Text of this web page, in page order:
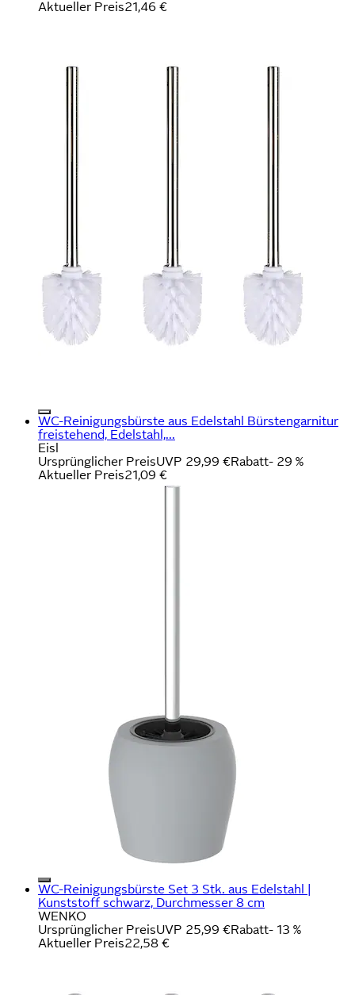
Aktueller Preis21,46 €
WC-Reinigungsbürste aus Edelstahl Bürstengarnitur
freistehend, Edelstahl,...
Eisl
Ursprünglicher PreisUVP 29,99 €Rabatt- 29 %
Aktueller Preis21,09 €
WC-Reinigungsbürste Set 3 Stk. aus Edelstahl |
Kunststoff schwarz, Durchmesser 8 cm
WENKO
Ursprünglicher PreisUVP 25,99 €Rabatt- 13 %
Aktueller Preis22,58 €